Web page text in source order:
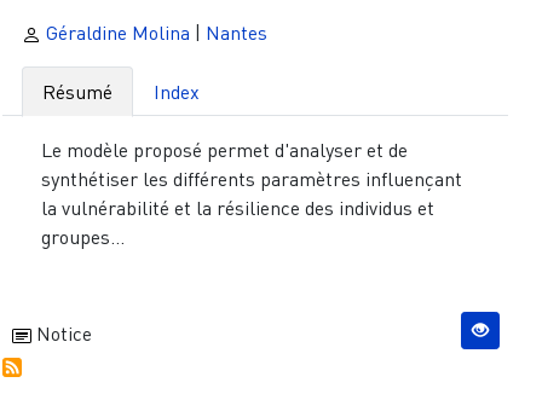
Géraldine Molina | Nantes
Résumé Index
Le modèle proposé permet d'analyser et de
synthétiser les différents paramètres influençant
la vulnérabilité et la résilience des individus et
groupes...
Notice